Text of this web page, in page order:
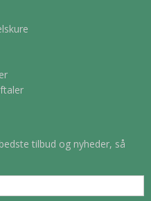
tilbud og nyheder, så